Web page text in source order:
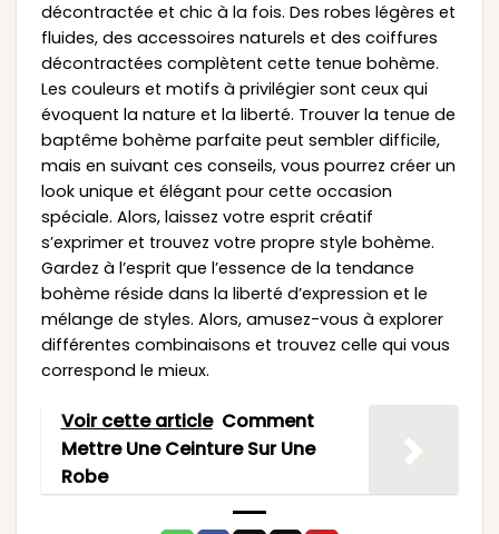
décontractée et chic à la fois. Des robes légères et
fluides, des accessoires naturels et des coiffures
décontractées complètent cette tenue bohème.
Les couleurs et motifs à privilégier sont ceux qui
évoquent la nature et la liberté. Trouver la tenue de
baptême bohème parfaite peut sembler difficile,
mais en suivant ces conseils, vous pourrez créer un
look unique et élégant pour cette occasion
spéciale. Alors, laissez votre esprit créatif
s’exprimer et trouvez votre propre style bohème.
Gardez à l’esprit que l’essence de la tendance
bohème réside dans la liberté d’expression et le
mélange de styles. Alors, amusez-vous à explorer
différentes combinaisons et trouvez celle qui vous
correspond le mieux.
Voir cette article Comment
Mettre Une Ceinture Sur Une
Robe